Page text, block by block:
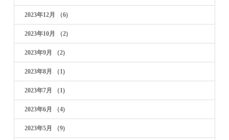
2023年12月 （6)
2023年10月 （2)
2023年9月 （2)
2023年8月 （1)
2023年7月 （1)
2023年6月 （4)
2023年5月 （9)